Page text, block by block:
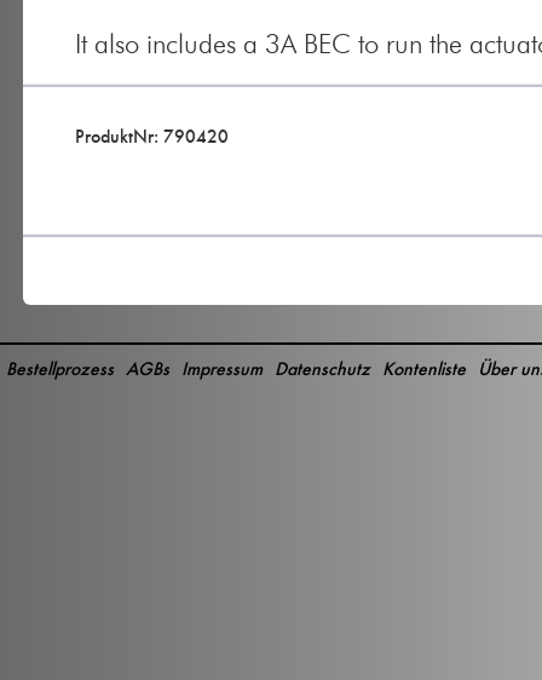
It also includes a 3A BEC to run the
ProduktNr: 790420
Über
Kontenliste
Datenschutz
Impressum
AGBs
Bestellprozess